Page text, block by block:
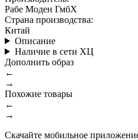
Рабе Моден ГмбХ
Страна производства:
Китай
Описание
Наличие в сети ХЦ
Дополнить образ
←
→
Похожие товары
←
→
Скачайте мобильное